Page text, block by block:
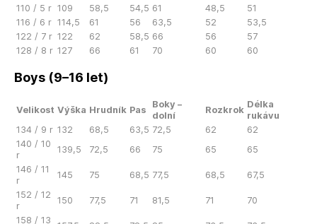
110 / 5 r 109 58,5 54,5 61 48,5
51
116 / 6 r 114,5 61 56 63,5 52
53,5
122 / 7 r 122 62 58,5 66 56
57
128 / 8 r 127 66 61 70 60 60
Boys (9–16 let)
Velikost Výška Hrudník Pas
Boky –
dolní
Rozkrok
Délka
rukávu
134 / 9 r 132 68,5 63,5 72,5 62
62
140 / 10
r
139,5 72,5 66 75 65
65
146 / 11
r
145 75 68,5 77,5 68,5
67,5
152 / 12
r
150 77,5 71 81,5 71
70
158 / 13